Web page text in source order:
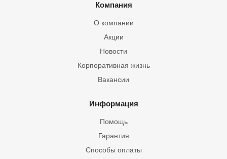
Компания
О компании
Акции
Новости
Корпоративная жизнь
Вакансии
Информация
Помощь
Гарантия
Способы оплаты